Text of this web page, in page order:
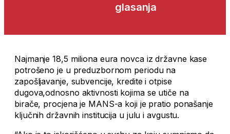
glasanja
Najmanje 18,5 miliona eura novca iz državne kase
potrošeno je u preduzbornom periodu na
zapošljavanje, subvencije, kredite i otpise
dugova,odnosno aktivnosti kojima se utiče na
birače, procjena je MANS-a koji je pratio ponašanje
ključnih državnih institucija u julu i avgustu.